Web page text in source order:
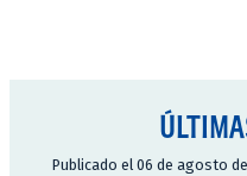
Publicado el 06 de agosto